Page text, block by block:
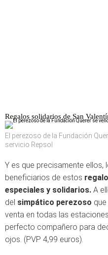
Regalos solidarios de San
El perezoso de la Fundación
servicio Repsol
Y es que precisamente ellos,
beneficiarios de estos
especiales y solidarios. A
del simpático perezoso
venta en todas las
perfecto compañero para
ojos. (PVP 4,99 euros).